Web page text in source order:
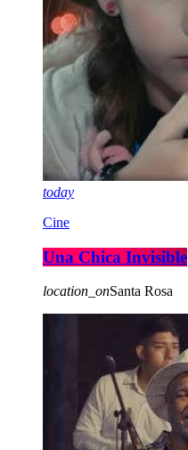
today
Cine
Una Chica Invisible
location_onSanta Rosa